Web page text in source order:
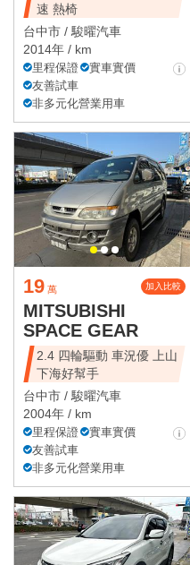
速 熱椅
台中市 / 駿曜汽車
2014年 / km
里程保證
實車實價
友善試車
非多元化營業用車
19 萬 加入比較
MITSUBISHI
SPACE GEAR
2.4 四輪驅動 車況優 上山
下海好幫手
台中市 / 駿曜汽車
2004年 / km
里程保證
實車實價
友善試車
非多元化營業用車